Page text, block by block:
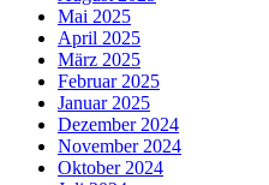
Mai 2025
April 2025
März 2025
Februar 2025
Januar 2025
Dezember 2024
November 2024
Oktober 2024